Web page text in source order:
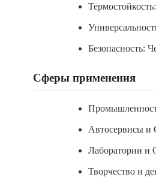
Безопасность:
Сферы применения
Автосервисы и
Лаборатории и
Творчество и